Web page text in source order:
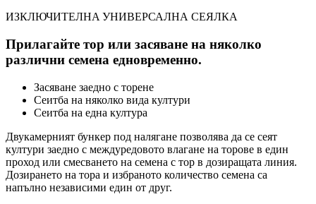
ИЗКЛЮЧИТЕЛНA УНИВЕРСАЛНА СЕЯЛКА
Прилагайте тор или засяване на няколко
различни семена едновременно.
Засяване заедно с торене
Сеитба на няколко вида култури
Сеитба на една култура
Двукамерният бункер под налягане позволява да се сеят
култури заедно с междуредовото влагане на торове в един
проход или смесването на семена с тор в дозиращата линия.
Дозирането на тора и избраното количество семена са
напълно независими един от друг.